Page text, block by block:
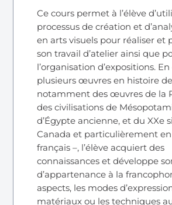
Ce cours permet à l’élève
processus de création et
en arts visuels pour réaliser et
son travail d’atelier ainsi que
l’organisation d’expositions.
plusieurs œuvres en histoire de
notamment des œuvres de la
des civilisations de
d’Égypte ancienne, et du XXe
Canada et particulièrement
français –, l’élève acquiert des
connaissances et développe
d’appartenance à la
aspects, les modes
matériaux ou les techniques